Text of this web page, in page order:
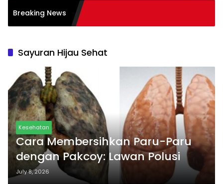
Breaking News
Transformasi
Sayuran Hijau Sehat
Kesehatan
Cara Membersihkan Paru-Paru
dengan Pakcoy: Lawan Polusi
July 8, 2026